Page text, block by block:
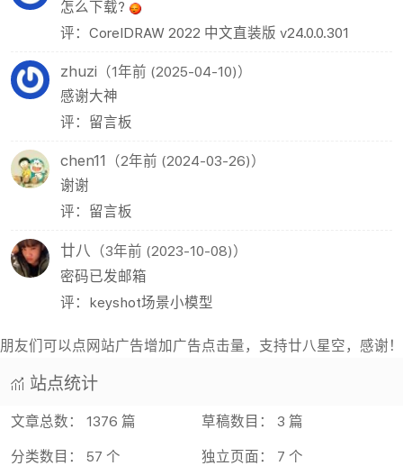
怎么下载?
评：CorelDRAW 2022 中文直装版 v24.0.0.301
zhuzi （1年前 (2025-04-10)）
感谢大神
评：留言板
chen11 （2年前 (2024-03-26)）
谢谢
评：留言板
廿八 （3年前 (2023-10-08)）
密码已发邮箱
评：keyshot场景小模型
朋友们可以点网站广告增加广告点击量，支持廿八星空，感谢！
站点统计
文章总数： 1376 篇 草稿数目： 3 篇
分类数目： 57 个 独立页面： 7 个